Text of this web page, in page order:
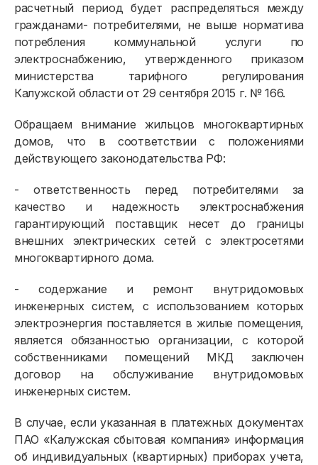
расчетный период будет распределяться между
гражданами- потребителями, не выше норматива
потребления коммунальной услуги по
электроснабжению, утвержденного приказом
министерства тарифного регулирования
Калужской области от 29 сентября 2015 г. № 166.
Обращаем внимание жильцов многоквартирных
домов, что в соответствии с положениями
действующего законодательства РФ:
- ответственность перед потребителями за
качество и надежность электроснабжения
гарантирующий поставщик несет до границы
внешних электрических сетей с электросетями
многоквартирного дома.
- содержание и ремонт внутридомовых
инженерных систем, с использованием которых
электроэнергия поставляется в жилые помещения,
является обязанностью организации, с которой
собственниками помещений МКД заключен
договор на обслуживание внутридомовых
инженерных систем.
В случае, если указанная в платежных документах
ПАО «Калужская сбытовая компания» информация
об индивидуальных (квартирных) приборах учета,
Договор энергоснабжения
Приборы учёта и показания
Должникам
Онлайн-сервисы
Полезное